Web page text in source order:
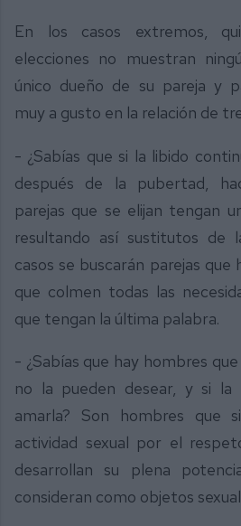
En los casos extremos,
elecciones no muestran
único dueño de su pareja y
muy a gusto en la relación de
- ¿Sabías que si la libido
después de la pubertad,
parejas que se elijan tengan
resultando así sustitutos de
casos se buscarán parejas que
que colmen todas las
que tengan la última palabra.
- ¿Sabías que hay hombres
no la pueden desear, y si la
amarla? Son hombres que
actividad sexual por el
desarrollan su plena
consideran como objetos